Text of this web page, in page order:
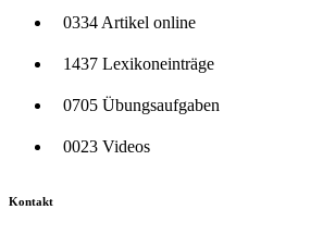
0334 Artikel online
1437 Lexikoneinträge
0705 Übungsaufgaben
0023 Videos
Kontakt